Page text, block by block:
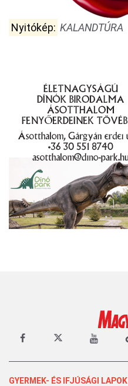
Nyitókép: KALANDTÚRA
GYERMEK- ÉS IFJÚSÁGI LAPOK